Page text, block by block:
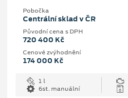
Pobočka
Centrální sklad v ČR
Původní cena s DPH
720 400 Kč
Cenové zvýhodnění
174 000 Kč
1 l
6st. manuální